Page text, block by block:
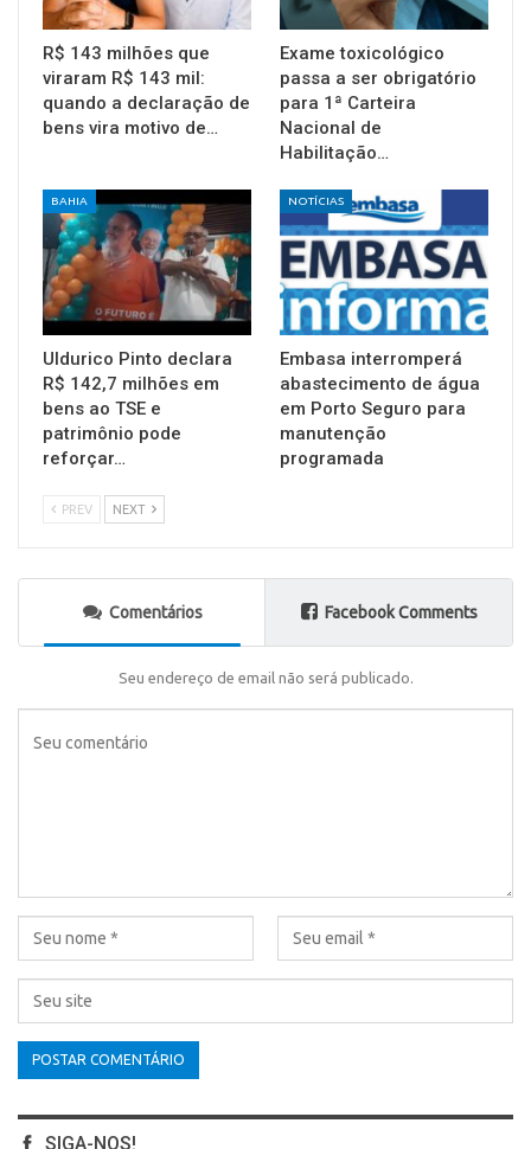
R$ 143 milhões que
viraram R$ 143 mil:
quando a declaração de
bens vira motivo de…
Exame toxicológico
passa a ser obrigatório
para 1ª Carteira
Nacional de
Habilitação…
BAHIA
Uldurico Pinto declara
R$ 142,7 milhões em
bens ao TSE e
patrimônio pode
reforçar…
NOTÍCIAS
Embasa interromperá
abastecimento de água
em Porto Seguro para
manutenção
programada
PREV NEXT
Comentários Facebook Comments
Seu endereço de email não será publicado.
SIGA-NOS!